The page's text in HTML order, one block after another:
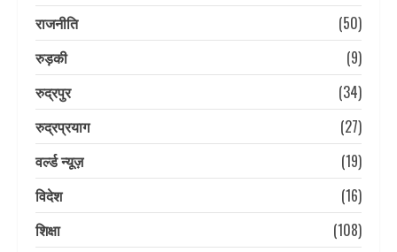
राजनीति
(50)
रुड़की
(9)
रुद्रपुर
(34)
रुद्रप्रयाग
(27)
वर्ल्ड न्यूज़
(19)
विदेश
(16)
शिक्षा
(108)